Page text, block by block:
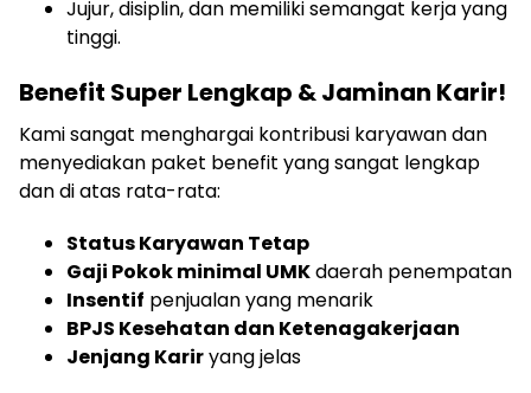
Jujur, disiplin, dan memiliki semangat kerja yang
tinggi.
Benefit Super Lengkap & Jaminan Karir!
Kami sangat menghargai kontribusi karyawan dan
menyediakan paket benefit yang sangat lengkap
dan di atas rata-rata:
Status Karyawan Tetap
Gaji Pokok minimal UMKdaerah penempatan
Insentif penjualan yang menarik
BPJS Kesehatan dan Ketenagakerjaan
Jenjang Kariryang jelas